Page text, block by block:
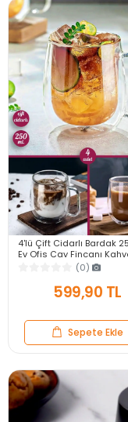
4'lü Çift Cidarlı Bardak
Ev Ofis Çay Fincanı
Sunum Bardağı Dayanıklı
(0)
599,90 TL
Sepete Ekle